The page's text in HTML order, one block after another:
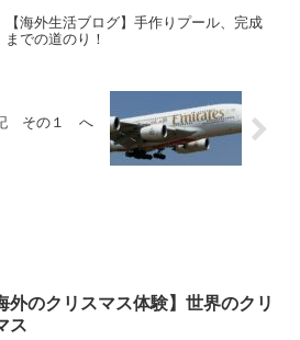
【海外生活ブログ】手作りプール、完成
までの道のり！
記 その１ へ
外のクリスマス体験】世界のクリ
ス